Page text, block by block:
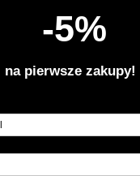
-5%
na pierwsze zakupy!